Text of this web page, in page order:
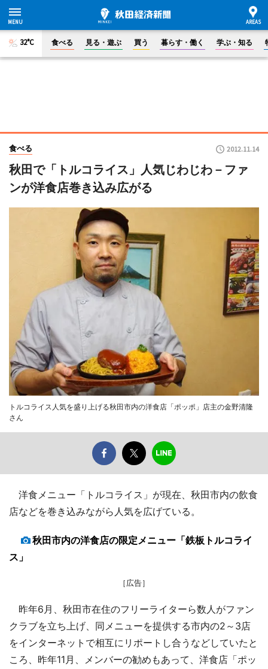
32°C 食べる 見る・遊ぶ 買う 暮らす・働く 学ぶ・知る
食べる 2012.11.14
秋田で「トルコライス」人気じわじわ－ファ
ンが洋食店巻き込み広がる
トルコライス人気を盛り上げる秋田市内の洋食店「ポッポ」店主の金野清隆
さん
洋食メニュー「トルコライス」が現在、秋田市内の飲食
店などを巻き込みながら人気を広げている。
秋田市内の洋食店の限定メニュー「鉄板トルコライ
ス」
［広告］
昨年6月、秋田市在住のフリーライターら数人がファン
クラブを立ち上げ、同メニューを提供する市内の2～3店
をインターネットで相互にリポートし合うなどしていたと
ころ、昨年11月、メンバーの勧めもあって、洋食店「ポッ